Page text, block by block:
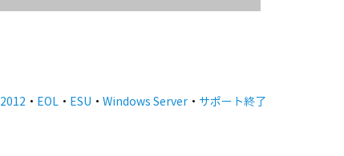
2012 ・ EOL ・ ESU ・Windows Server ・ サポート終了